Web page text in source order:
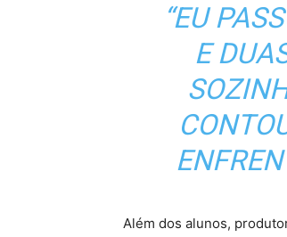
“EU
E
Além dos alunos,